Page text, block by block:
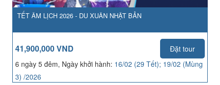
TẾT ÂM LỊCH 2026 - DU XUÂN NHẬT BẢN
41,900,000 VND
Đặt tour
6 ngày 5 đêm, Ngày khởi hành: 16/02 (29 Tết); 19/02 (Mùng
3) /2026